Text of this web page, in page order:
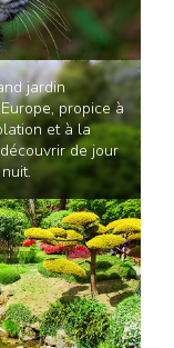
jardin
propice à
et à la
de jour